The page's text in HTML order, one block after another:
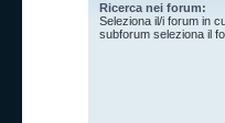
Ricerca nei forum:
Seleziona il/i forum in
subforum seleziona il